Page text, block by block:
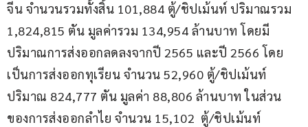
จีน จำนวนรวมทั้งสิ้น 101,884 ตู้/ชิปเม้นท์ ปริมาณรวม
1,824,815 ตัน มูลค่ารวม 134,954 ล้านบาท โดยมี
ปริมาณการส่งออกลดลงจากปี 2565 และปี 2566 โดย
เป็นการส่งออกทุเรียน จำนวน 52,960 ตู้/ชิปเม้นท์
ปริมาณ 824,777 ตัน มูลค่า 88,806 ล้านบาท ในส่วน
ของการส่งออกลำไย จำนวน 15,102  ตู้/ชิปเม้นท์